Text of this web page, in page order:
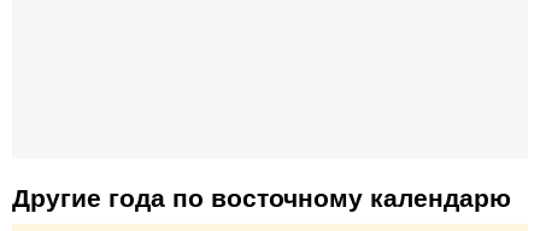
Другие года по восточному календарю